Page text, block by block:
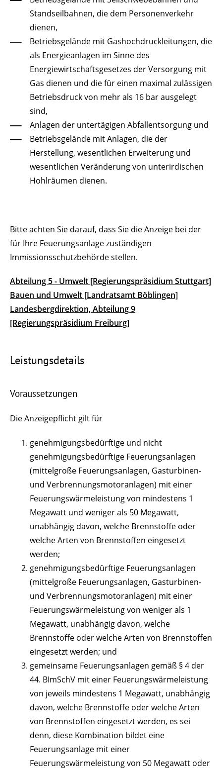
Standseilbahnen, die dem Personenverkehr
dienen,
Betriebsgelände mit Gashochdruckleitungen, die
als Energieanlagen im Sinne des
Energiewirtschaftsgesetzes der Versorgung mit
Gas dienen und die für einen maximal zulässigen
Betriebsdruck von mehr als 16 bar ausgelegt
sind,
Anlagen der untertägigen Abfallentsorgung und
Betriebsgelände mit Anlagen, die der
Herstellung, wesentlichen Erweiterung und
wesentlichen Veränderung von unterirdischen
Hohlräumen dienen.
Bitte achten Sie darauf, dass Sie die Anzeige bei der
für Ihre Feuerungsanlage zuständigen
Immissionsschutzbehörde stellen.
Abteilung 5 - Umwelt [Regierungspräsidium Stuttgart]
Bauen und Umwelt [Landratsamt Böblingen]
Landesbergdirektion, Abteilung 9
[Regierungspräsidium Freiburg]
Leistungsdetails
Voraussetzungen
Die Anzeigepflicht gilt für
genehmigungsbedürftige und nicht
genehmigungsbedürftige Feuerungsanlagen
(mittelgroße Feuerungsanlagen, Gasturbinen-
und Verbrennungsmotoranlagen) mit einer
Feuerungswärmeleistung von mindestens 1
Megawatt und weniger als 50 Megawatt,
unabhängig davon, welche Brennstoffe oder
welche Arten von Brennstoffen eingesetzt
werden;
genehmigungsbedürftige Feuerungsanlagen
(mittelgroße Feuerungsanlagen, Gasturbinen-
und Verbrennungsmotoranlagen) mit einer
Feuerungswärmeleistung von weniger als 1
Megawatt, unabhängig davon, welche
Brennstoffe oder welche Arten von Brennstoffen
eingesetzt werden; und
gemeinsame Feuerungsanlagen gemäß § 4 der
44. BImSchV mit einer Feuerungswärmeleistung
von jeweils mindestens 1 Megawatt, unabhängig
davon, welche Brennstoffe oder welche Arten
von Brennstoffen eingesetzt werden, es sei
denn, diese Kombination bildet eine
Feuerungsanlage mit einer
Feuerungswärmeleistung von 50 Megawatt oder